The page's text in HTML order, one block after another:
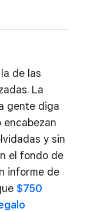
de las
La
gente diga
y sin
el fondo de
informe de
$750